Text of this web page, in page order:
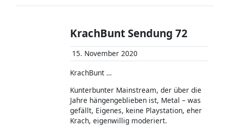
KrachBunt Sendung 72
15. November 2020
KrachBunt …
Kunterbunter Mainstream, der über die
Jahre hängengeblieben ist, Metal – was
gefällt, Eigenes, keine Playstation, eher
Krach, eigenwillig moderiert.